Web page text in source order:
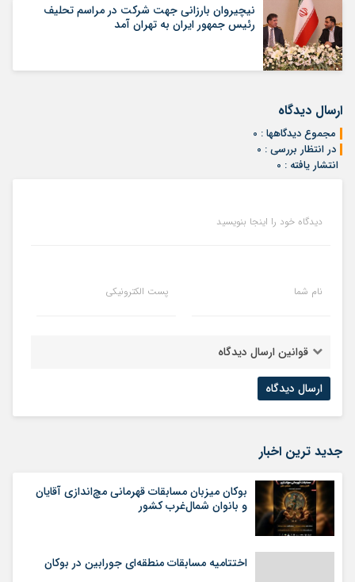
نیچیروان بارزانی جهت شرکت در مراسم تحلیف
رئیس جمهور ایران به تهران آمد
ارسال دیدگاه
مجموع دیدگاهها : 0
در انتظار بررسی : 0
انتشار یافته : 0
دیدگاه خود را اینجا بنویسید
نام شما پست الکترونیکی
قوانین ارسال دیدگاه
جدید ترین اخبار
بوکان میزبان مسابقات قهرمانی مچ‌اندازی آقایان
و بانوان شمال‌غرب کشور
اختتامیه مسابقات منطقه‌ای جورابین در بوکان